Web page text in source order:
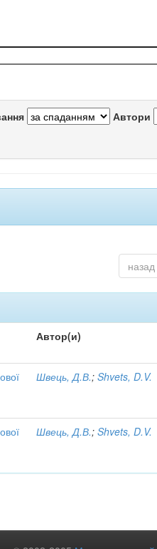
Автори
назад
Автор(и)
Швець, Д.В.;Shvets, D.V.
Швець, Д.В.;Shvets, D.V.